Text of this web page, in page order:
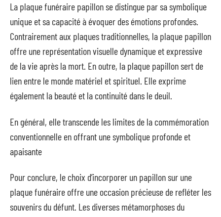
La plaque funéraire papillon se distingue par sa symbolique
unique et sa capacité à évoquer des émotions profondes.
Contrairement aux plaques traditionnelles, la plaque papillon
offre une représentation visuelle dynamique et expressive
de la vie après la mort. En outre, la plaque papillon sert de
lien entre le monde matériel et spirituel. Elle exprime
également la beauté et la continuité dans le deuil.
En général, elle transcende les limites de la commémoration
conventionnelle en offrant une symbolique profonde et
apaisante
Pour conclure, le choix d’incorporer un papillon sur une
plaque funéraire offre une occasion précieuse de refléter les
souvenirs du défunt. Les diverses métamorphoses du